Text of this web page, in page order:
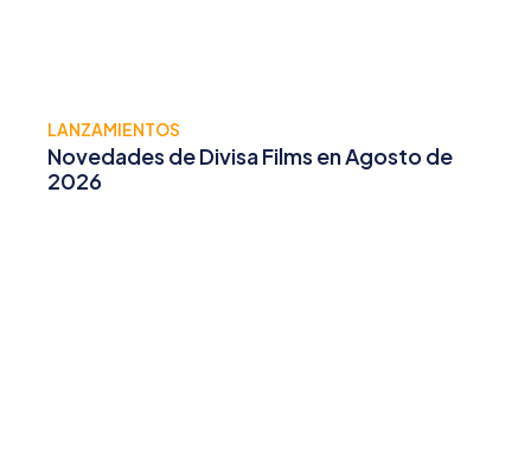
LANZAMIENTOS
Novedades de Divisa Films en Agosto de
2026